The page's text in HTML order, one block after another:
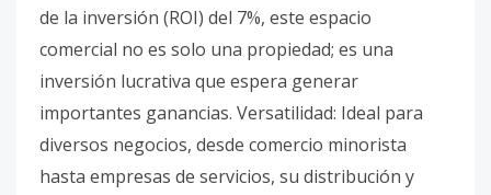
de la inversión (ROI) del 7%, este espacio
comercial no es solo una propiedad; es una
inversión lucrativa que espera generar
importantes ganancias. Versatilidad: Ideal para
diversos negocios, desde comercio minorista
hasta empresas de servicios, su distribución y